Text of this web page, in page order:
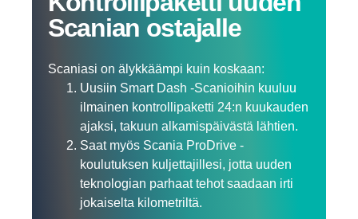
Scanian ostajalle
Scaniasi on älykkäämpi kuin koskaan:
Uusiin Smart Dash -Scanioihin kuuluu
ilmainen kontrollipaketti 24:n kuukauden
ajaksi, takuun alkamispäivästä lähtien.
Saat myös Scania ProDrive -
koulutuksen kuljettajillesi, jotta uuden
teknologian parhaat tehot saadaan irti
jokaiselta kilometriltä.